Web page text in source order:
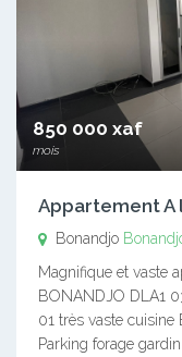
850 000 xaf
mois
Appartement A
Bonandjo
Magnifique et vaste
BONANDJO DLA1
01 très vaste cuisine
Parking forage